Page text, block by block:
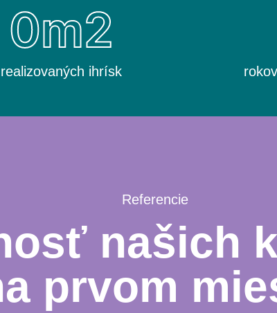
realizovaných ihrísk
0m2
Referencie
našich
prvom